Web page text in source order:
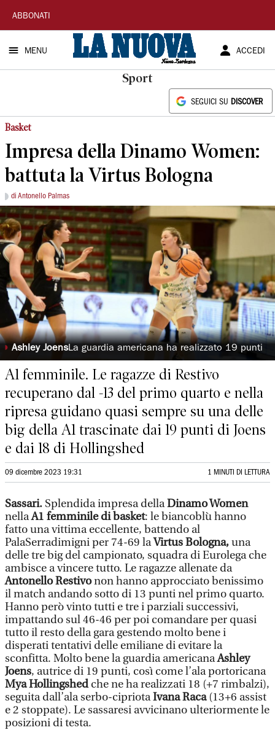
La
Nuova
Sardegna
ABBONATI
MENU ACCEDI
Sport
SEGUICI SU DISCOVER
Basket
Impresa della Dinamo Women:
battuta la Virtus Bologna
di Antonello Palmas
◗ Ashley JoensLa guardia americana ha realizzato 19 punti
A1 femminile. Le ragazze di Restivo
recuperano dal -13 del primo quarto e nella
ripresa guidano quasi sempre su una delle
big della A1 trascinate dai 19 punti di Joens
e dai 18 di Hollingshed
09 dicembre 2023 19:31 1 MINUTI DI LETTURA
Sassari. Splendida impresa dellaDinamo Women
nellaA1 femminile di basket: le biancoblù hanno
fatto una vittima eccellente, battendo al
PalaSerradimigni per 74-69 laVirtus Bologna,una
delle tre big del campionato, squadra di Eurolega che
ambisce a vincere tutto. Le ragazze allenate da
Antonello Restivonon hanno approcciato benissimo
il match andando sotto di 13 punti nel primo quarto.
Hanno però vinto tutti e tre i parziali successivi,
impattando sul 46-46 per poi comandare per quasi
tutto il resto della gara gestendo molto bene i
disperati tentativi delle emiliane di evitare la
sconfitta. Molto bene la guardia americanaAshley
Joens, autrice di 19 punti, così come l’ala portoricana
Mya Hollingshedche ne ha realizzati 18 (+7 rimbalzi),
seguita dall’ala serbo-cipriotaIvana Raca(13+6 assist
e 2 stoppate). Le sassaresi avvicinano ulteriormente le
posizioni di testa.